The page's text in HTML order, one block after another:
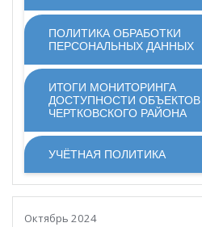
ПОЛИТИКА ОБРАБОТКИ
ПЕРСОНАЛЬНЫХ ДАННЫХ
ИТОГИ МОНИТОРИНГА
ДОСТУПНОСТИ ОБЪЕКТОВ
ЧЕРТКОВСКОГО РАЙОНА
УЧЁТНАЯ ПОЛИТИКА
Октябрь 2024